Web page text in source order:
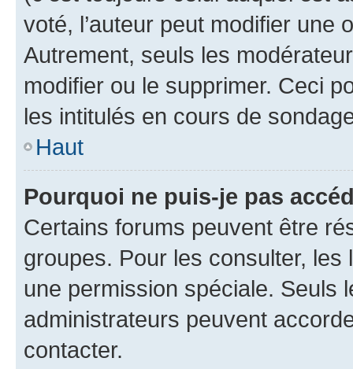
voté, l’auteur peut modifier une
Autrement, seuls les
modifier ou le supprimer. Ceci
les intitulés en cours de
Haut
Pourquoi ne puis-je pas
Certains forums peuvent être
groupes. Pour les consulter,
une permission spéciale. Seuls
administrateurs peuvent
contacter.